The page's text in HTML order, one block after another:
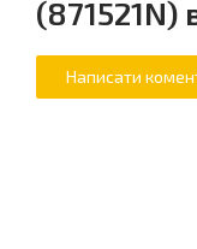
(871521N)